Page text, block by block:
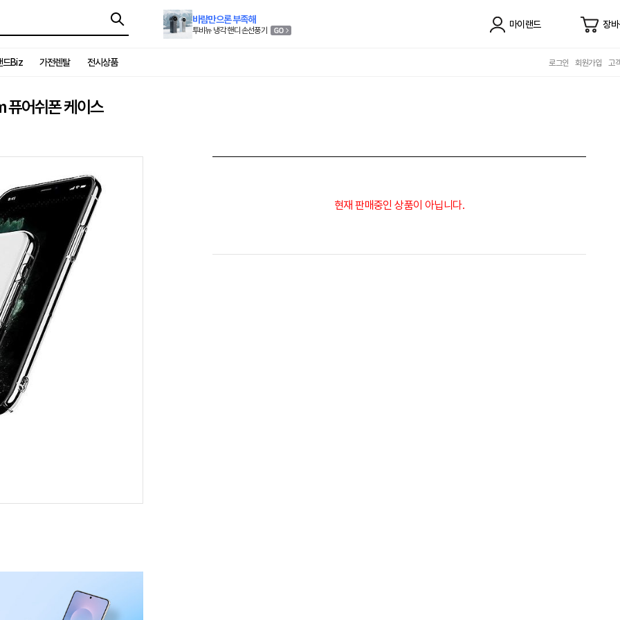
바람만으론 부족해
투비뉴 냉각 핸디 손선풍기
마이랜드 장
드Biz 가전렌탈 전시상품 로그인 회원가입 고
퓨어쉬폰 케이스
현재 판매중인 상품이 아닙니다.